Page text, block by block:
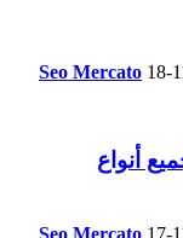
Seo Mercato 18-
أنواع